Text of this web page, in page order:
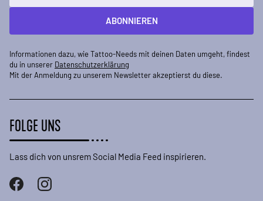
ABONNIEREN
Informationen dazu, wie Tattoo-Needs mit deinen Daten umgeht, findest
du in unserer Datenschutzerklärung
Mit der Anmeldung zu unserem Newsletter akzeptierst du diese.
FOLGE UNS
Lass dich von unsrem Social Media Feed inspirieren.